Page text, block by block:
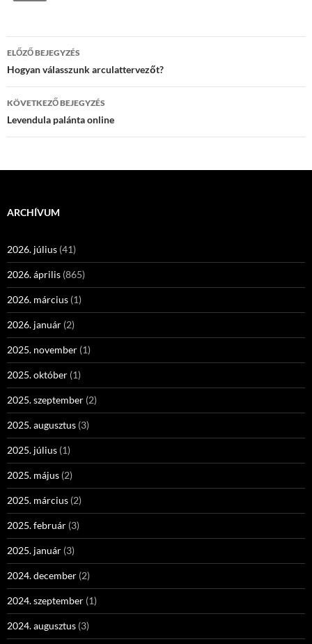
Bejegyzés
navigáció
ELŐZŐ BEJEGYZÉS
Hogyan válasszunk arculattervezőt?
KÖVETKEZŐ BEJEGYZÉS
Levendula palánta online
ARCHÍVUM
2026. július (41)
2026. április (865)
2026. március (1)
2026. január (2)
2025. november (1)
2025. október (1)
2025. szeptember (2)
2025. augusztus (3)
2025. július (1)
2025. május (2)
2025. március (2)
2025. február (3)
2025. január (3)
2024. december (2)
2024. szeptember (1)
2024. augusztus (3)